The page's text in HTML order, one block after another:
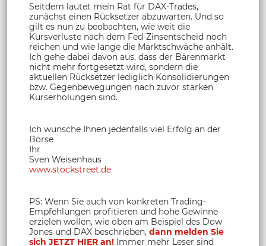
Seitdem lautet mein Rat für DAX-Trades,
zunächst einen Rücksetzer abzuwarten. Und so
gilt es nun zu beobachten, wie weit die
Kursverluste nach dem Fed-Zinsentscheid noch
reichen und wie lange die Marktschwäche anhält.
Ich gehe dabei davon aus, dass der Bärenmarkt
nicht mehr fortgesetzt wird, sondern die
aktuellen Rücksetzer lediglich Konsolidierungen
bzw. Gegenbewegungen nach zuvor starken
Kurserholungen sind.
Ich wünsche Ihnen jedenfalls viel Erfolg an der
Börse
Ihr
Sven Weisenhaus
www.stockstreet.de
PS: Wenn Sie auch von konkreten Trading-
Empfehlungen profitieren und hohe Gewinne
erzielen wollen, wie oben am Beispiel des Dow
Jones und DAX beschrieben, dann melden Sie
sich JETZT HIER an! Immer mehr Leser sind